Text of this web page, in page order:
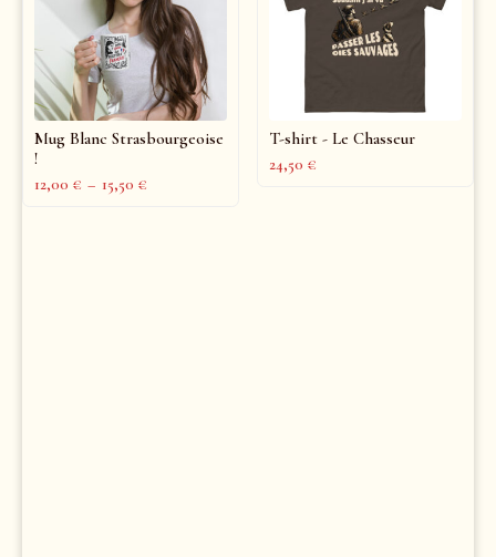
Mug Blanc Strasbourgeoise
!
12,00 € – 15,50 €
T-shirt - Le Chasseur
24,50 €